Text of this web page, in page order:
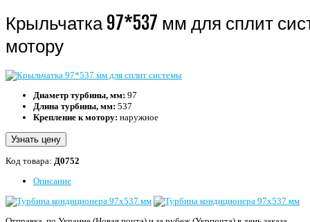
Крыльчатка 97*537 мм для сплит
мотору
Диаметр турбины, мм: 97
Длина турбины, мм: 537
Крепление к мотору: наружное
Узнать цену
Код товара: Д0752
Описание